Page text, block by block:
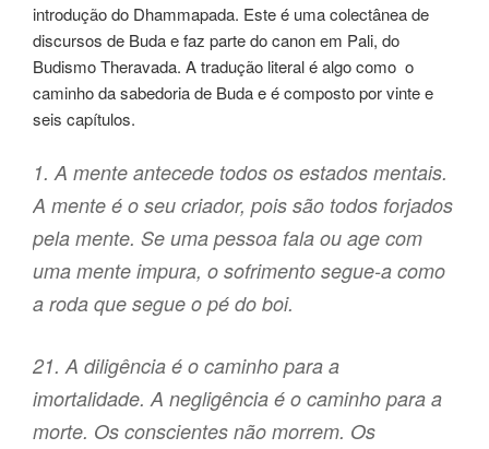
introdução do Dhammapada. Este é uma colectânea de
discursos de Buda e faz parte do canon em Pali, do
Budismo Theravada. A tradução literal é algo como o
caminho da sabedoria de Buda e é composto por vinte e
seis capítulos.
1. A mente antecede todos os estados mentais.
A mente é o seu criador, pois são todos forjados
pela mente. Se uma pessoa fala ou age com
uma mente impura, o sofrimento segue-a como
a roda que segue o pé do boi.
21. A diligência é o caminho para a
imortalidade. A negligência é o caminho para a
morte. Os conscientes não morrem. Os